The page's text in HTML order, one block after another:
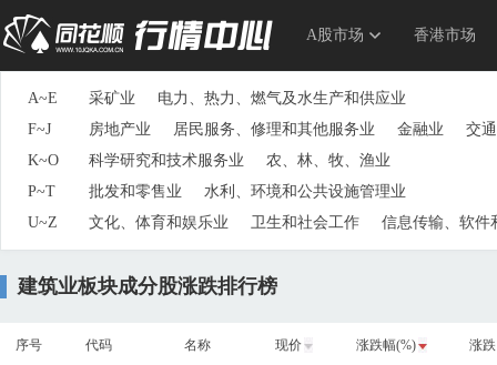
A股市场 香港市场
A~E 采矿业
电力、热力、燃气及水生产和供应业
F~J
房地产业 居民服务、修理和其他服务业 金融业
交
K~O
科学研究和技术服务业
农、林、牧、渔业
P~T
批发和零售业
水利、环境和公共设施管理业
U~Z
文化、体育和娱乐业 卫生和社会工作 信息传输、软件
建筑业板块成分股涨跌排行榜
序号 代码 名称 现价 涨跌幅(%) 涨跌